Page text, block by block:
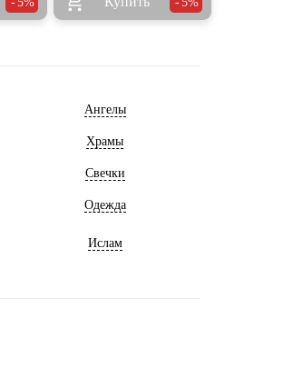
Ангелы
Храмы
Свечки
Одежда
Ислам